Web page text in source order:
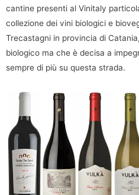
cantine presenti al Vinitaly
collezione dei vini biologici e
Trecastagni in provincia di
biologico ma che è decisa a
sempre di più su questa strada.